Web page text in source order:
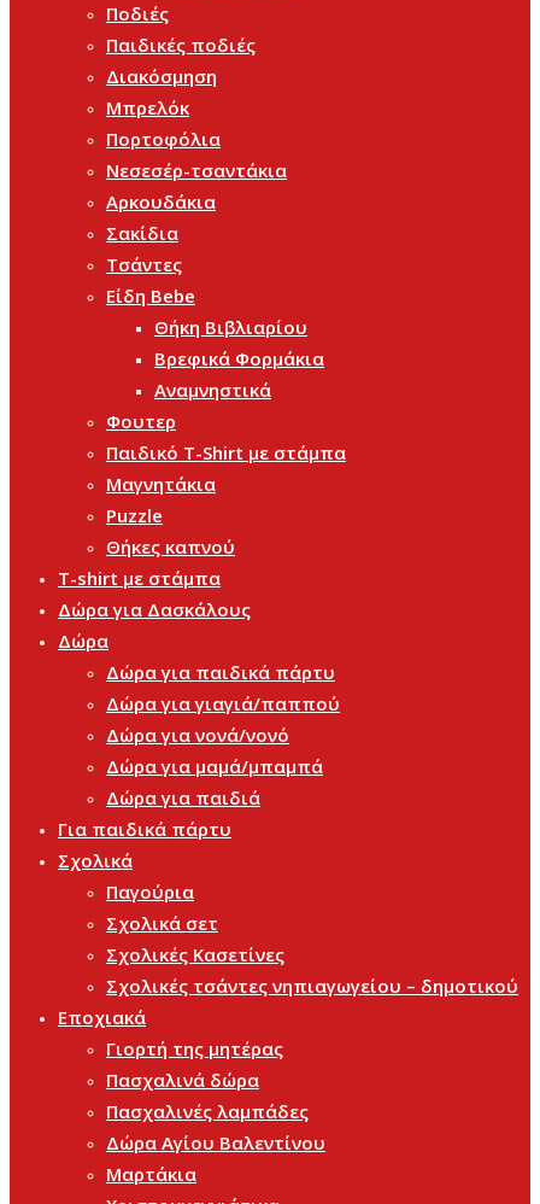
Ποδιές
Παιδικές ποδιές
Διακόσμηση
Μπρελόκ
Πορτοφόλια
Νεσεσέρ-τσαντάκια
Αρκουδάκια
Σακίδια
Τσάντες
Είδη Bebe
Θήκη Βιβλιαρίου
Βρεφικά Φορμάκια
Αναμνηστικά
Φουτερ
Παιδικό T-Shirt με στάμπα
Μαγνητάκια
Puzzle
Θήκες καπνού
T-shirt με στάμπα
Δώρα για Δασκάλους
Δώρα
Δώρα για παιδικά πάρτυ
Δώρα για γιαγιά/παππού
Δώρα για νονά/νονό
Δώρα για μαμά/μπαμπά
Δώρα για παιδιά
Για παιδικά πάρτυ
Σχολικά
Παγούρια
Σχολικά σετ
Σχολικές Κασετίνες
Σχολικές τσάντες νηπιαγωγείου – δημοτικού
Εποχιακά
Γιορτή της μητέρας
Πασχαλινά δώρα
Πασχαλινές λαμπάδες
Δώρα Αγίου Βαλεντίνου
Μαρτάκια